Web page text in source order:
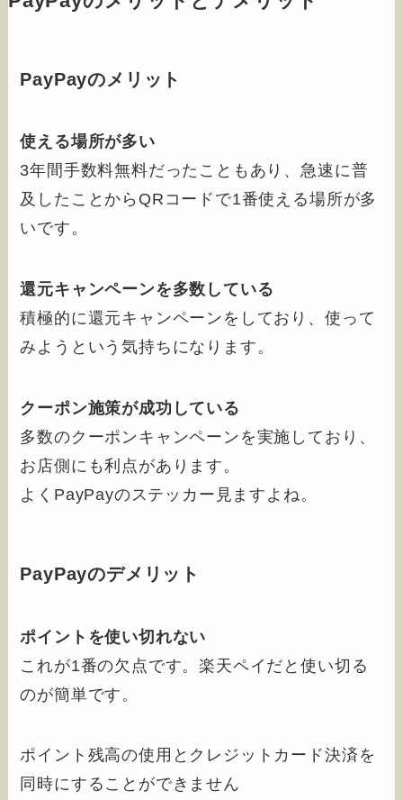
PayPayのメリット
使える場所が多い
3年間手数料無料だったこともあり、急速に普
及したことからQRコードで1番使える場所が多
いです。
還元キャンペーンを多数している
積極的に還元キャンペーンをしており、使って
みようという気持ちになります。
クーポン施策が成功している
多数のクーポンキャンペーンを実施しており、
お店側にも利点があります。
よくPayPayのステッカー見ますよね。
PayPayのデメリット
ポイントを使い切れない
これが1番の欠点です。楽天ペイだと使い切る
のが簡単です。
ポイント残高の使用とクレジットカード決済を
同時にすることができません